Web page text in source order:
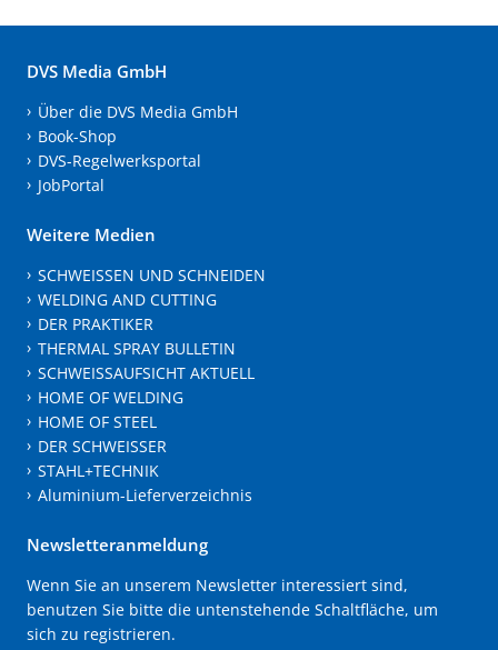
DVS Media GmbH
Über die DVS Media GmbH
Book-Shop
DVS-Regelwerksportal
JobPortal
Weitere Medien
SCHWEISSEN UND SCHNEIDEN
WELDING AND CUTTING
DER PRAKTIKER
THERMAL SPRAY BULLETIN
SCHWEISSAUFSICHT AKTUELL
HOME OF WELDING
HOME OF STEEL
DER SCHWEISSER
STAHL+TECHNIK
Aluminium-Lieferverzeichnis
Newsletteranmeldung
Wenn Sie an unserem Newsletter interessiert sind,
benutzen Sie bitte die untenstehende Schaltfläche, um
sich zu registrieren.